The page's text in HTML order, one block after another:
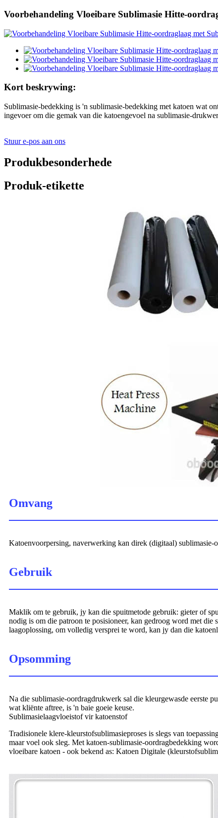
Voorbehandeling Vloeibare Sublimasie Hitte-
Kort beskrywing:
Sublimasie-bedekking is 'n sublimasie-bedekking met katoen wat
ingevoer om die gemak van die katoengevoel na sublimasie-
Stuur e-pos aan ons
Produkbesonderhede
Produk-etikette
Omvang
Katoenvoorpersing, naverwerking kan direk (digitaal) sublimasie-
Gebruik
Maklik om te gebruik, jy kan die spuitmetode gebruik: gieter of
nodig is om die patroon te posisioneer, kan gedroog word met
laagoplossing, om volledig versprei te word, kan jy dan die
Opsomming
Na die sublimasie-oordragdrukwerk sal die kleurgewasde eerste
wat kliënte aftree, is 'n baie goeie keuse.
Sublimasielaagvloeistof vir katoenstof
Tradisionele klere-kleurstofsublimasieproses is slegs van
maar voel ook sleg. Met katoen-sublimasie-oordragbedekking
vloeibare katoen - ook bekend as: Katoen Digitale